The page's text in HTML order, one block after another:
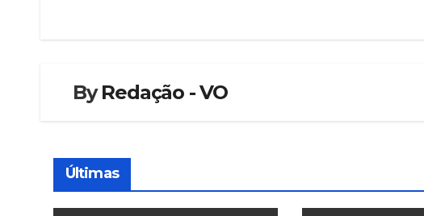
ByRedação - VO
Últimas